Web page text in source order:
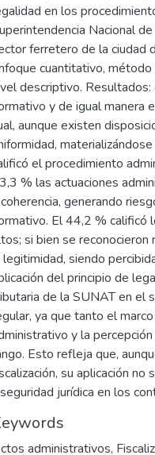
en los
Nacional
ferretero de la ciudad
cuantitativo,
descriptivo.
y de igual manera
aunque existen
el procedimiento
% las actuaciones
generando
El 44,2 % calificó
si bien se reconocieron
legitimidad, siendo
del principio de
de la SUNAT en el
ya que tanto el
y la
Esto refleja que,
su aplicación no
jurídica en los
administrativos,